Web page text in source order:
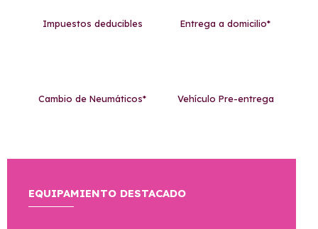
Impuestos deducibles Entrega a domicilio*
Cambio de Neumáticos* Vehículo Pre-entrega
EQUIPAMIENTO DESTACADO